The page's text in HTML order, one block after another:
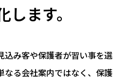
します。
込み客や保護者が習い事を選
なる会社案内ではなく、保